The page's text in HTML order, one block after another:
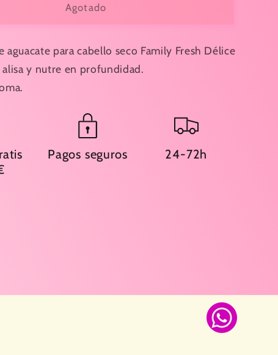
CABELLO
SECO
750ML-
BYPHASSE
Agotado
aguacate para cabello seco Family Fresh Délice
alisa y nutre en profundidad.
Pagos seguros 24-72h